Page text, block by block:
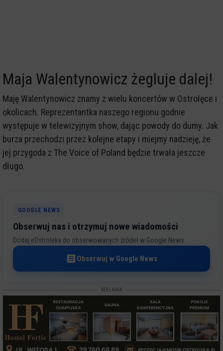
Maja Walentynowicz żegluje dalej!
Maję Walentynowicz znamy z wielu koncertów w Ostrołęce i
okolicach. Reprezentantka naszego regionu godnie
występuje w telewizyjnym show, dając powody do dumy. Jak
burza przechodzi przez kolejne etapy i miejmy nadzieję, że
jej przygoda z The Voice of Poland będzie trwała jeszcze
długo.
GOOGLE NEWS
Obserwuj nas i otrzymuj nowe wiadomości
Dodaj eOstroleka do obserwowanych źródeł w Google News.
Obserwuj w Google News
REKLAMA